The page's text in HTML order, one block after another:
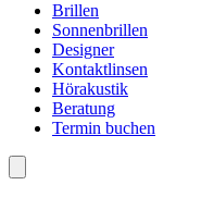
Brillen
Sonnenbrillen
Designer
Kontaktlinsen
Hörakustik
Beratung
Termin buchen